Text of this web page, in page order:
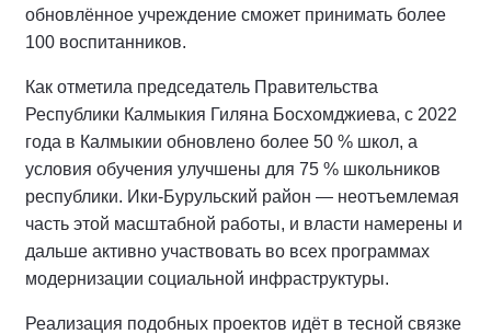
обновлённое учреждение сможет принимать более
100 воспитанников.
Как отметила председатель Правительства
Республики Калмыкия Гиляна Босхомджиева, с 2022
года в Калмыкии обновлено более 50 % школ, а
условия обучения улучшены для 75 % школьников
республики. Ики‑Бурульский район — неотъемлемая
часть этой масштабной работы, и власти намерены и
дальше активно участвовать во всех программах
модернизации социальной инфраструктуры.
Реализация подобных проектов идёт в тесной связке